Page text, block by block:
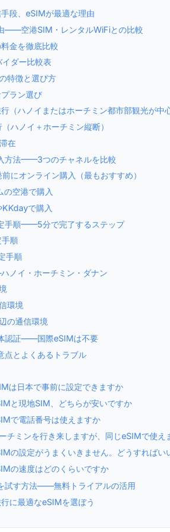
段、eSIMが最適な理由
——空港SIM・レンタルWiFiとの比較
金を徹底比較
ダー比較表
特徴と選び方
ラン選び
（ハノイまたはホーチミン都市部観光が中
ハノイ＋ホーチミン縦断）
在
方法——3つのチャネルを比較
にオンライン購入（最もおすすめ）
の空港で購入
で購入
手順——5分で完了するステップ
順
手順
ノイ・ホーチミン・ダナン
環境
の通信環境
認証——国際eSIMは不要
点とよくあるトラブル
は日本で事前に設定できますか
と現地SIM、どちらが安いですか
で電話番号は使えますか
チミンを行き来しますが、同じeSIMで使え
の設定がうまくいきません。どうすればい
の速度はどのくらいですか
試す方法——無料トライアルの活用
に最適なeSIMを選ぼう